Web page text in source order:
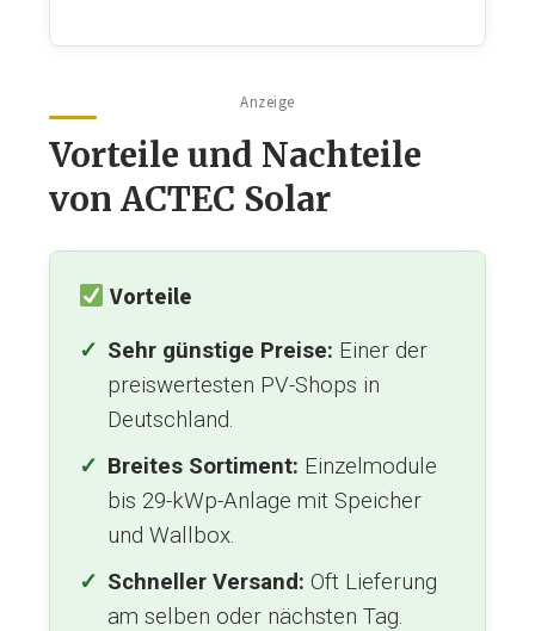
Anzeige
Vorteile und Nachteile
von ACTEC Solar
Vorteile
Sehr günstige Preise: Einer der
preiswertesten PV-Shops in
Deutschland.
Breites Sortiment: Einzelmodule
bis 29-kWp-Anlage mit Speicher
und Wallbox.
Schneller Versand: Oft Lieferung
am selben oder nächsten Tag.